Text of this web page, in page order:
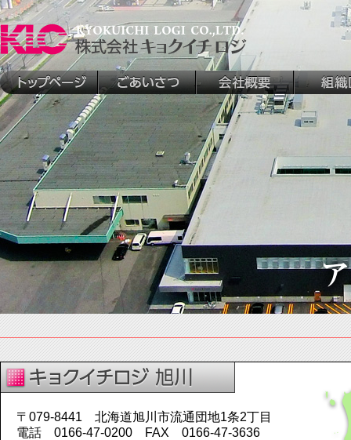
〒079-8441 北海道旭川市流通団地1条2丁目
電話 0166-47-0200 FAX 0166-47-3636